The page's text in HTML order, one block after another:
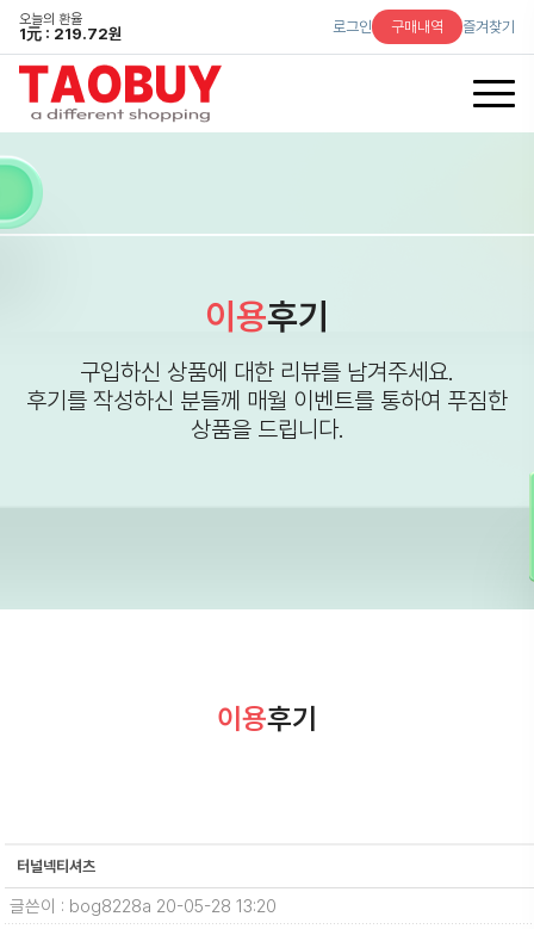
오늘의 환율
1元 : 219.72원 로그인 구매내역 즐겨찾기
이용후기
구입하신 상품에 대한 리뷰를 남겨주세요.
후기를 작성하신 분들께 매월 이벤트를 통하여 푸짐한
상품을 드립니다.
이용후기
터널넥티셔츠
글쓴이 : bog8228a 20-05-28 13:20